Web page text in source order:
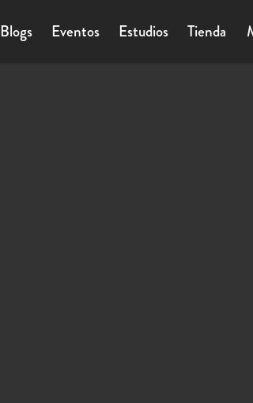
Blogs Eventos Estudios Tienda